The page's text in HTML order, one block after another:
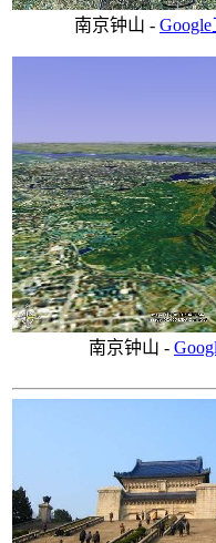
南京钟山 -
南京钟山 -